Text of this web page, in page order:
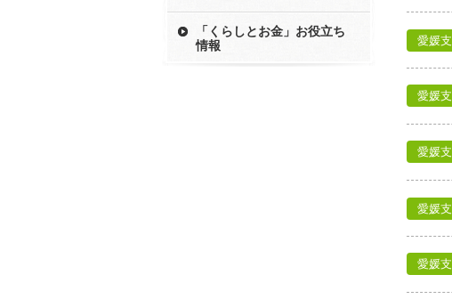
「くらしとお金」お役立ち
情報
愛媛
愛媛
愛媛
愛媛
愛媛